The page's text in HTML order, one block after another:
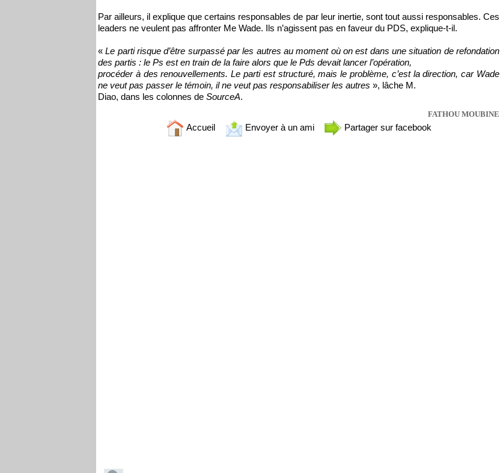
Par ailleurs, il explique que certains responsables de par leur inertie, sont tout aussi responsables. Ces
leaders ne veulent pas affronter Me Wade. Ils n’agissent pas en faveur du PDS, explique-t-il.
«Le parti risque d’être surpassé par les autres au moment où on est dans une situation de refondation
des partis : le Ps est en train de la faire alors que le Pds devait lancer l’opération,
procéder à des renouvellements. Le parti est structuré, mais le problème, c’est la direction, car Wade
ne veut pas passer le témoin, il ne veut pas responsabiliser les autres », lâche M.
Diao, dans les colonnes de SourceA.
FATHOU MOUBINE
Accueil Envoyer à un ami Partager sur facebook